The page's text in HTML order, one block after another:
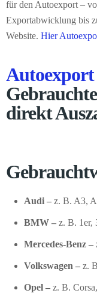
für den Autoexport –
Exportabwicklung bis
Website. Hier
Autoexport
direkt
Audi – z. B. A3,
BMW – z. B. 1er,
Mercedes-Benz –
Volkswagen – z.
Opel – z. B.